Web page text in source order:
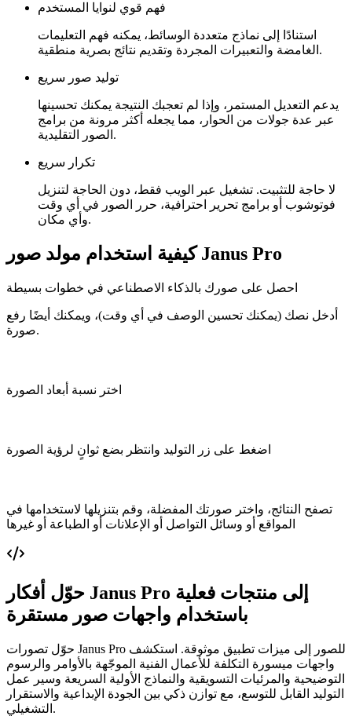
فهم قوي لنوايا المستخدم
استنادًا إلى نماذج متعددة الوسائط، يمكنه فهم التعليمات
الغامضة والتعبيرات المجردة وتقديم نتائج بصرية منطقية.
توليد صور سريع
يدعم التعديل المستمر، وإذا لم تعجبك النتيجة يمكنك تحسينها
عبر عدة جولات من الحوار، مما يجعله أكثر مرونة من برامج
الصور التقليدية.
تكرار سريع
لا حاجة للتثبيت. تشغيل عبر الويب فقط، دون الحاجة لتنزيل
فوتوشوب أو برامج تحرير احترافية، حرر الصور في أي وقت
وأي مكان.
كيفية استخدام مولد صور Janus Pro
احصل على صورك بالذكاء الاصطناعي في خطوات بسيطة
أدخل نصك (يمكنك تحسين الوصف في أي وقت)، ويمكنك أيضًا رفع
صورة.
اختر نسبة أبعاد الصورة
اضغط على زر التوليد وانتظر بضع ثوانٍ لرؤية الصورة
تصفح النتائج، واختر صورتك المفضلة، وقم بتنزيلها لاستخدامها في
المواقع أو وسائل التواصل أو الإعلانات أو الطباعة أو غيرها
حوّل أفكار Janus Pro إلى منتجات فعلية
باستخدام واجهات صور مستقرة
حوّل تصورات Janus Pro للصور إلى ميزات تطبيق موثوقة. استكشف
واجهات ميسورة التكلفة للأعمال الفنية الموجّهة بالأوامر والرسوم
التوضيحية والمرئيات التسويقية والنماذج الأولية السريعة وسير عمل
التوليد القابل للتوسع، مع توازن ذكي بين الجودة الإبداعية والاستقرار
التشغيلي.